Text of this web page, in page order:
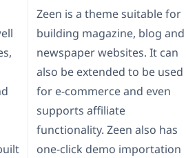
Zeen is a theme suitable for
building magazine, blog and
newspaper websites. It can
also be extended to be used
for e-commerce and even
supports affiliate
functionality. Zeen also has
one-click demo importation